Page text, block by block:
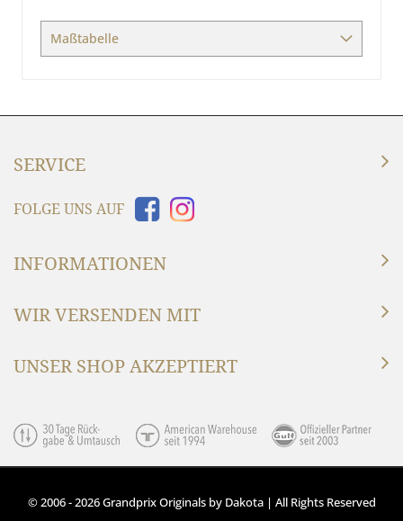
Maßtabelle
SERVICE
FOLGE UNS AUF
INFORMATIONEN
WIR VERSENDEN MIT
UNSER SHOP AKZEPTIERT
© 2006 - 2026 Grandprix Originals by Dakota | All Rights Reserved